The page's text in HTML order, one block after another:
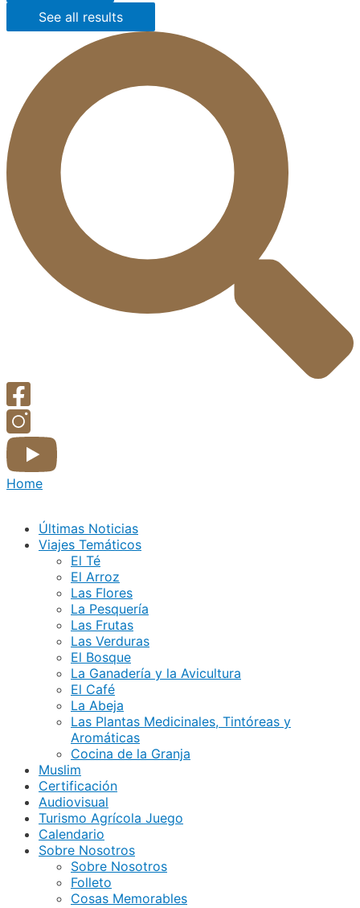
See all results
Home
Últimas Noticias
Viajes Temáticos
El Té
El Arroz
Las Flores
La Pesquería
Las Frutas
Las Verduras
El Bosque
La Ganadería y la Avicultura
El Café
La Abeja
Las Plantas Medicinales, Tintóreas y
Aromáticas
Cocina de la Granja
Muslim
Certificación
Audiovisual
Turismo Agrícola Juego
Calendario
Sobre Nosotros
Sobre Nosotros
Folleto
Cosas Memorables